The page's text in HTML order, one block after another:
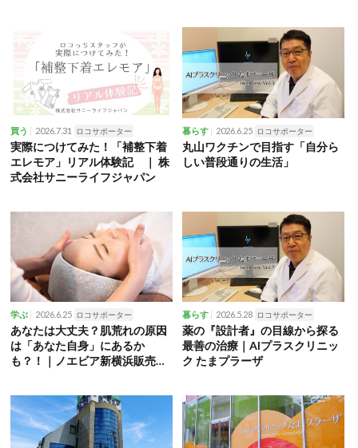
買う 2026.7.31 ロコサポーター
実際につけてみた！「補整下着
エレモア」リアル体験記 ｜ 株
式会社サニーライフジャパン
暮らす 2026.6.25 ロコサポーター
丸山ワクチンで目指す「自分ら
しい普段通りの生活」
学ぶ 2026.6.25 ロコサポーター
あなたは大丈夫？肌荒れの原因
は「あなた自身」にあるか
も？！｜ノエビア新横浜販売株
暮らす 2026.5.28 ロコサポーター
薬の『設計者』の目線から探る
最善の治療｜AIプラスクリニッ
ク たまプラーザ